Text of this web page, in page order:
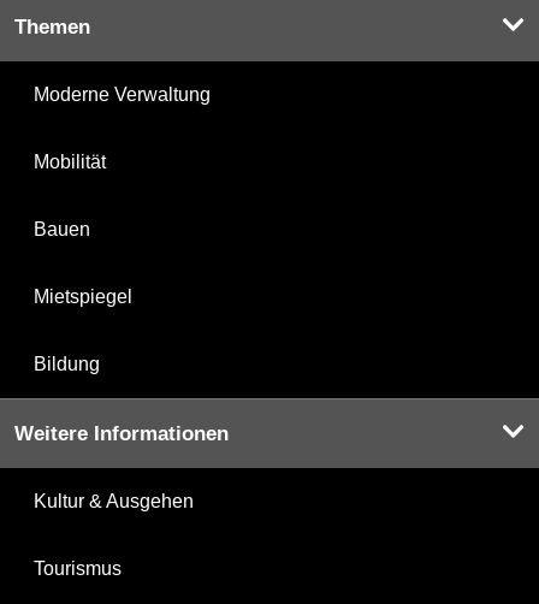
Themen
Moderne Verwaltung
Mobilität
Bauen
Mietspiegel
Bildung
Weitere Informationen
Kultur & Ausgehen
Tourismus